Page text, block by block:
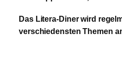
Das Litera-Diner wird
verschiedensten Themen